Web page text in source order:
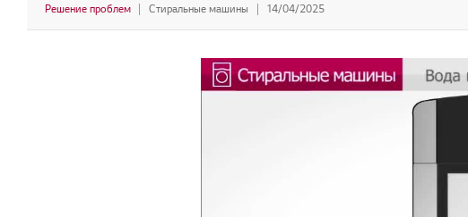
Решение проблем Стиральные машины 14/04/2025